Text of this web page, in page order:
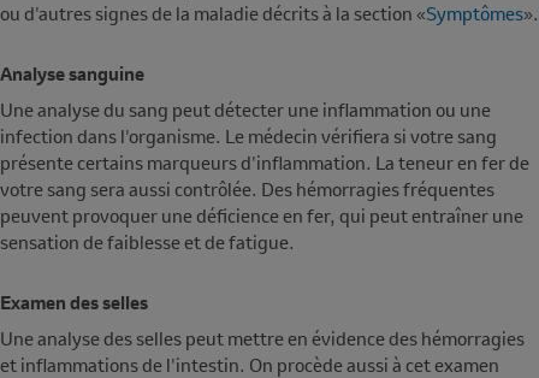
ou d'autres signes de la maladie décrits à la section «Symptômes».
Analyse sanguine
Une analyse du sang peut détecter une inflammation ou une
infection dans l'organisme. Le médecin vérifiera si votre sang
présente certains marqueurs d'inflammation. La teneur en fer de
votre sang sera aussi contrôlée. Des hémorragies fréquentes
peuvent provoquer une déficience en fer, qui peut entraîner une
sensation de faiblesse et de fatigue.
Examen des selles
Une analyse des selles peut mettre en évidence des hémorragies
et inflammations de l'intestin. On procède aussi à cet examen